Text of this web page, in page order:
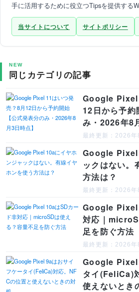
手に活用するために役立つTipsを提供する
当サイトについて サイトポリシー
NEW
同じカテゴリの記事
Google Pixel
12日から予約
み・2026年8
最終更新：2026年
Google Pixel
ックはない。
方法は？
最終更新：2026年
Google Pixel
対応｜
足を防ぐ方法
最終更新：2026年
Google Pixel
タイ(FeliCa)
使えないとき